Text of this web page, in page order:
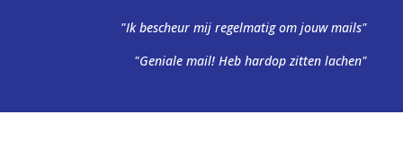
"Ik bescheur mij regelmatig om jouw mails"
"Geniale mail! Heb hardop zitten lachen"